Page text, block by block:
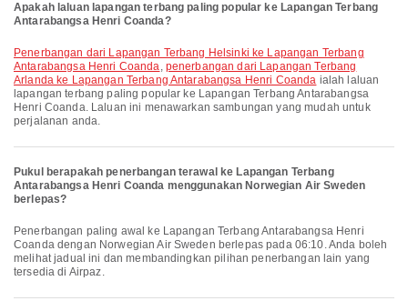
Apakah laluan lapangan terbang paling popular ke Lapangan Terbang
Antarabangsa Henri Coanda?
penerbangan dari Lapangan Terbang Helsinki ke Lapangan Terbang
Antarabangsa Henri Coanda, penerbangan dari Lapangan Terbang
Arlanda ke Lapangan Terbang Antarabangsa Henri Coanda ialah laluan
lapangan terbang paling popular ke Lapangan Terbang Antarabangsa
Henri Coanda. Laluan ini menawarkan sambungan yang mudah untuk
perjalanan anda.
Pukul berapakah penerbangan terawal ke Lapangan Terbang
Antarabangsa Henri Coanda menggunakan Norwegian Air Sweden
berlepas?
Penerbangan paling awal ke Lapangan Terbang Antarabangsa Henri
Coanda dengan Norwegian Air Sweden berlepas pada 06:10. Anda boleh
melihat jadual ini dan membandingkan pilihan penerbangan lain yang
tersedia di Airpaz.